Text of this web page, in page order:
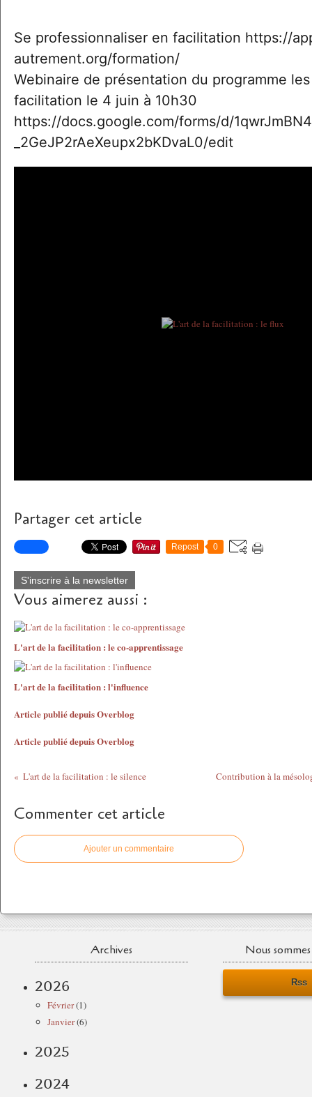
Se professionnaliser en facilitation https://
autrement.org/formation/
Webinaire de présentation du programme
facilitation le 4 juin à 10h30
https://docs.google.com/forms/d/
_2GeJP2rAeXeupx2bKDvaL0/edit
Partager cet article
Repost 0
S'inscrire à la newsletter
Vous aimerez aussi :
L'art de la facilitation : le co-apprentissage
L'art de la facilitation : l'influence
Article publié depuis Overblog
Article publié depuis Overblog
L'art de la facilitation : le silence Contribution à la
Commenter cet article
Ajouter un commentaire
Archives
2026
Février(1)
Janvier(6)
2025
2024
Nous
Rss